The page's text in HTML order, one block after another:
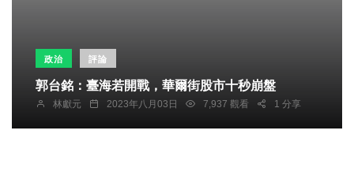
政治 評論
郭台銘：臺海若開戰，華爾街股市十秒崩盤
林獻元 2023年八月03日 7,937 觀看 1 分享